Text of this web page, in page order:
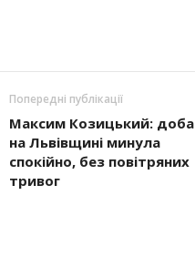
Попередні публікації
Максим Козицький: доба
на Львівщині минула
спокійно, без повітряних
тривог